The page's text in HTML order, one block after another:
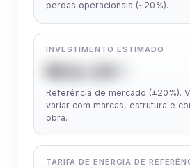
perdas operacionais (~20%).
INVESTIMENTO ESTIMADO
Referência de mercado (±20%).
variar com marcas, estrutura e
obra.
TARIFA DE ENERGIA DE